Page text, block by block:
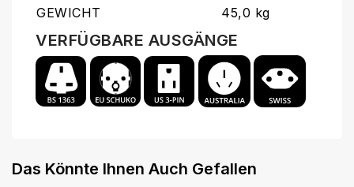
GEWICHT
45,0 kg
VERFÜGBARE AUSGÄNGE
Das Könnte Ihnen Auch Gefallen